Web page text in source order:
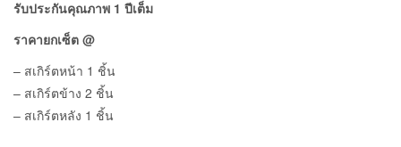
รับประกันคุณภาพ 1 ปีเต็ม
ราคายกเซ็ต @
– สเกิร์ตหน้า 1 ชิ้น
– สเกิร์ตข้าง 2 ชิ้น
– สเกิร์ตหลัง 1 ชิ้น